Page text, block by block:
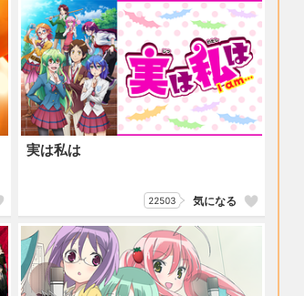
実は私は
22503 気になる